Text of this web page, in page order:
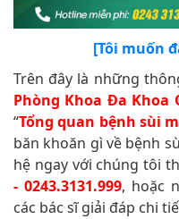
[Tôi muốn
Trên đây là những
Phòng Khoa Đa Khoa
“Tổng quan bệnh sùi
băn khoăn gì về bệnh
hệ ngay với chúng tôi
- 0243.3131.999, hoặc
các bác sĩ giải đáp chi